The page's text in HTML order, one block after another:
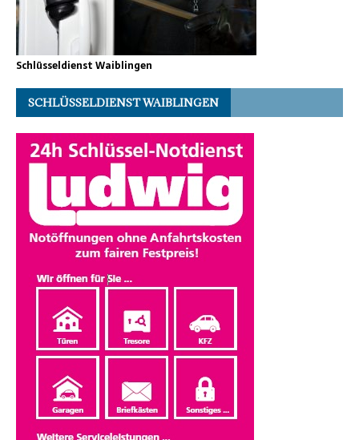
Schlüsseldienst Waiblingen
SCHLÜSSELDIENST WAIBLINGEN